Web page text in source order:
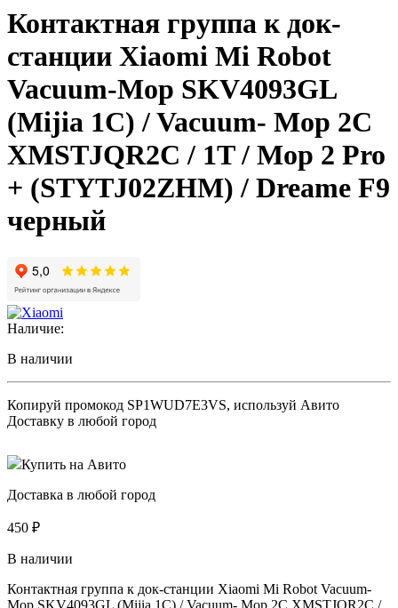
Контактная группа к док-
станции Xiaomi Mi Robot
Vacuum-Mop SKV4093GL
(Mijia 1C) / Vacuum- Mop 2C
XMSTJQR2C / 1T / Mop 2 Pro
+ (STYTJ02ZHM) / Dreame F9
черный
Наличие:
В наличии
Копируй промокод SP1WUD7E3VS, используй Авито
Доставку в любой город
Купить на Авито
Доставка в любой город
450 ₽
В наличии
Контактная группа к док-станции Xiaomi Mi Robot Vacuum-
Mop SKV4093GL (Mijia 1C) / Vacuum- Mop 2C XMSTJQR2C /